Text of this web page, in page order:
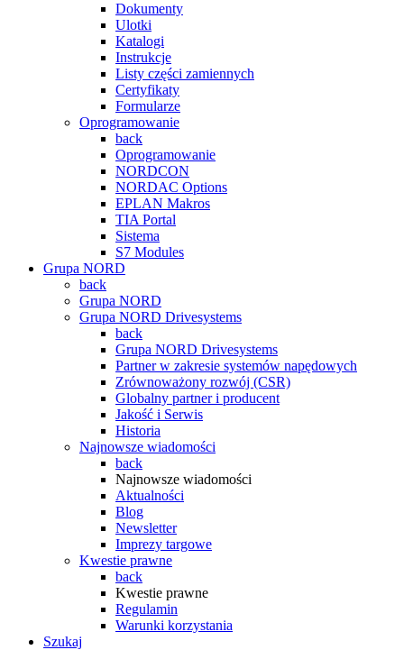
Dokumenty
Ulotki
Katalogi
Instrukcje
Listy części zamiennych
Certyfikaty
Formularze
Oprogramowanie
back
Oprogramowanie
NORDCON
NORDAC Options
EPLAN Makros
TIA Portal
Sistema
S7 Modules
Grupa NORD
back
Grupa NORD
Grupa NORD Drivesystems
back
Grupa NORD Drivesystems
Partner w zakresie systemów napędowych
Zrównoważony rozwój (CSR)
Globalny partner i producent
Jakość i Serwis
Historia
Najnowsze wiadomości
back
Najnowsze wiadomości
Aktualności
Blog
Newsletter
Imprezy targowe
Kwestie prawne
back
Kwestie prawne
Regulamin
Warunki korzystania
Szukaj